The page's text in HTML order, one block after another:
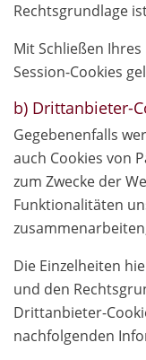
Rechtsgrundlage
Mit Schließen
Session-Cookies
b) Drittanbieter-
Gegebenenfalls
auch Cookies von
zum Zwecke der
Funktionalitäten
Die Einzelheiten
und den
Drittanbieter-
nachfolgenden